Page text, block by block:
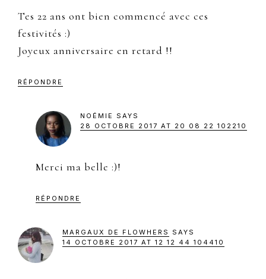
Tes 22 ans ont bien commencé avec ces
festivités :)
Joyeux anniversaire en retard !!
RÉPONDRE
NOÉMIE
SAYS
28 OCTOBRE 2017 AT 20 08 22 102210
Merci ma belle :)!
RÉPONDRE
MARGAUX DE FLOWHERS
SAYS
14 OCTOBRE 2017 AT 12 12 44 104410